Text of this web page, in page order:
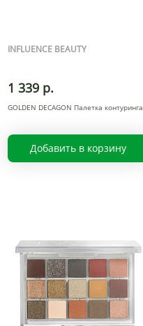
INFLUENCE BEAUTY
1 339 р.
GOLDEN DECAGON Палетка контуринга
Добавить в корзину